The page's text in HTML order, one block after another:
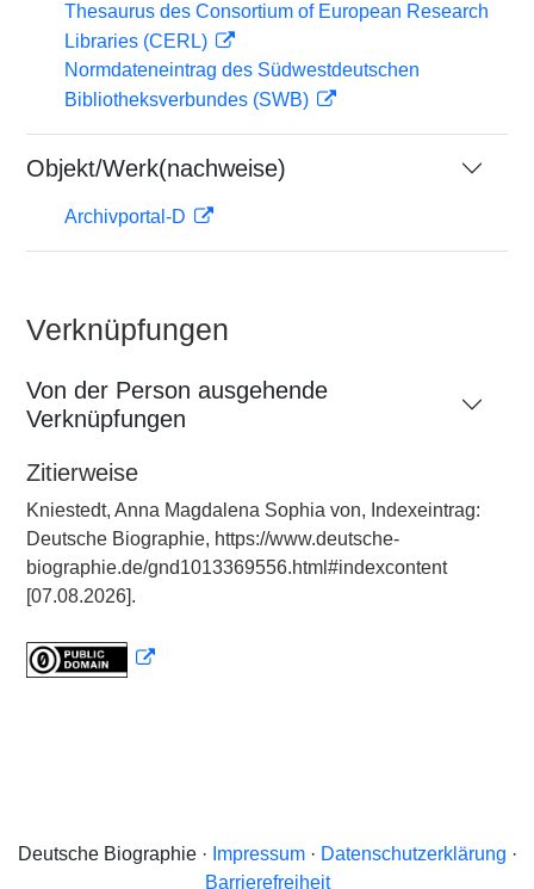
Thesaurus des Consortium of European Research
Libraries (CERL)
Normdateneintrag des Südwestdeutschen
Bibliotheksverbundes (SWB)
Objekt/Werk(nachweise)
Archivportal-D
Verknüpfungen
Von der Person ausgehende
Verknüpfungen
Zitierweise
Kniestedt, Anna Magdalena Sophia von, Indexeintrag:
Deutsche Biographie, https://www.deutsche-
biographie.de/gnd1013369556.html#indexcontent
[07.08.2026].
Deutsche Biographie · Impressum· Datenschutzerklärung ·
Barrierefreiheit